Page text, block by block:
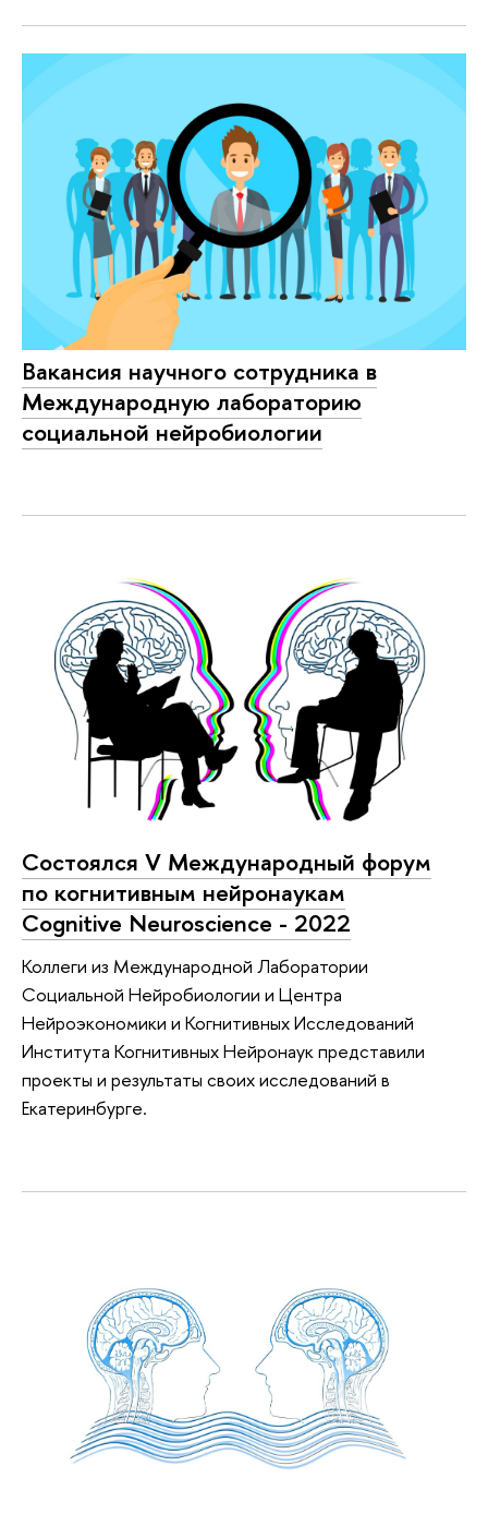
Вакансия научного сотрудника в
Международную лабораторию
социальной нейробиологии
Состоялся V Международный форум
по когнитивным нейронаукам
Cognitive Neuroscience - 2022
Коллеги из Международной Лаборатории
Социальной Нейробиологии и Центра
Нейроэкономики и Когнитивных Исследований
Института Когнитивных Нейронаук представили
проекты и результаты своих исследований в
Екатеринбурге.